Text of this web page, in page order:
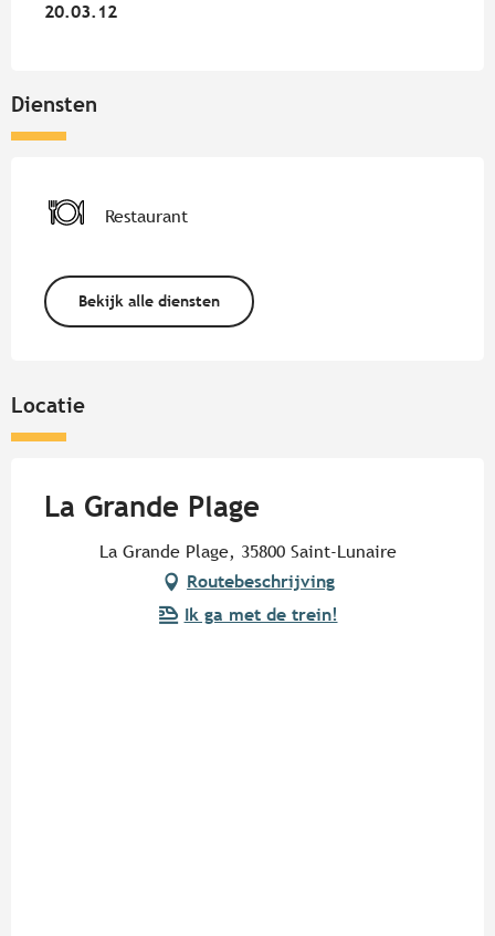
20.03.12
20.03.12
Diensten
Restaurant
Bekijk alle diensten
Locatie
La Grande Plage
La Grande Plage, 35800 Saint-Lunaire
Routebeschrijving
Ik ga met de trein!